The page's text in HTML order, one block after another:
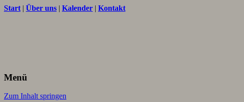
Start | Über uns | Kalender | Kontakt
Menü
Zum Inhalt springen